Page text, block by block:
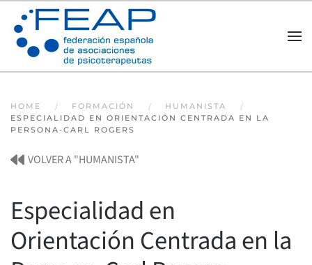
Skip to main content
HOME FORMACIÓN
HUMANISTA
ESPECIALIDAD EN ORIENTACIÓN CENTRADA EN LA
PERSONA-CARL ROGERS
VOLVER A "HUMANISTA"
Especialidad en
Orientación Centrada en la